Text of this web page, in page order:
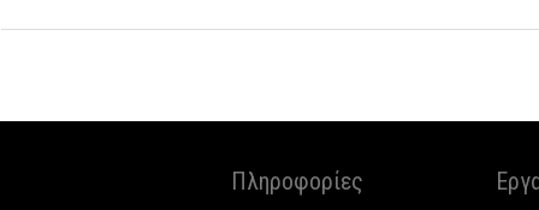
Πληροφορίες